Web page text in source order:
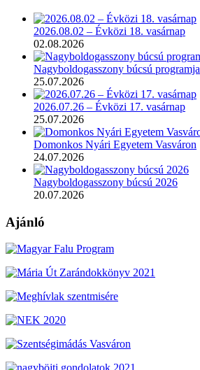
2026.08.02 – Évközi 18. vasárnap
02.08.2026
Nagyboldogasszony búcsú programja
25.07.2026
2026.07.26 – Évközi 17. vasárnap
25.07.2026
Domonkos Nyári Egyetem Vasváron
24.07.2026
Nagyboldogasszony búcsú 2026
20.07.2026
Ajánló